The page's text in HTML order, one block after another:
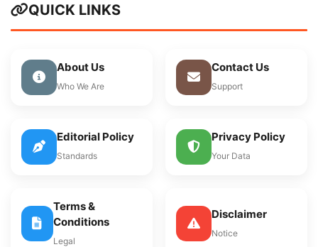
QUICK LINKS
About Us
Who We Are
Contact Us
Support
Editorial Policy
Standards
Privacy Policy
Your Data
Terms &
Conditions
Legal
Disclaimer
Notice